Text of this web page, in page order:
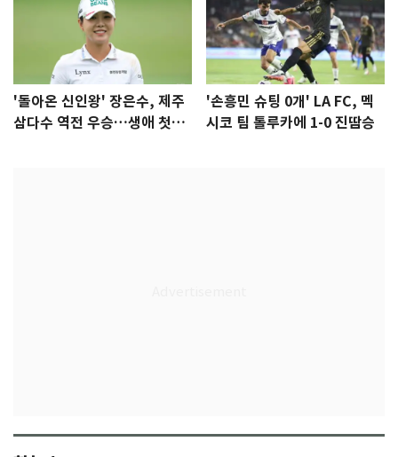
'돌아온 신인왕' 장은수, 제주
삼다수 역전 우승…생애 첫승
'손흥민 슈팅 0개' LA FC, 멕
시코 팀 톨루카에 1-0 진땀승